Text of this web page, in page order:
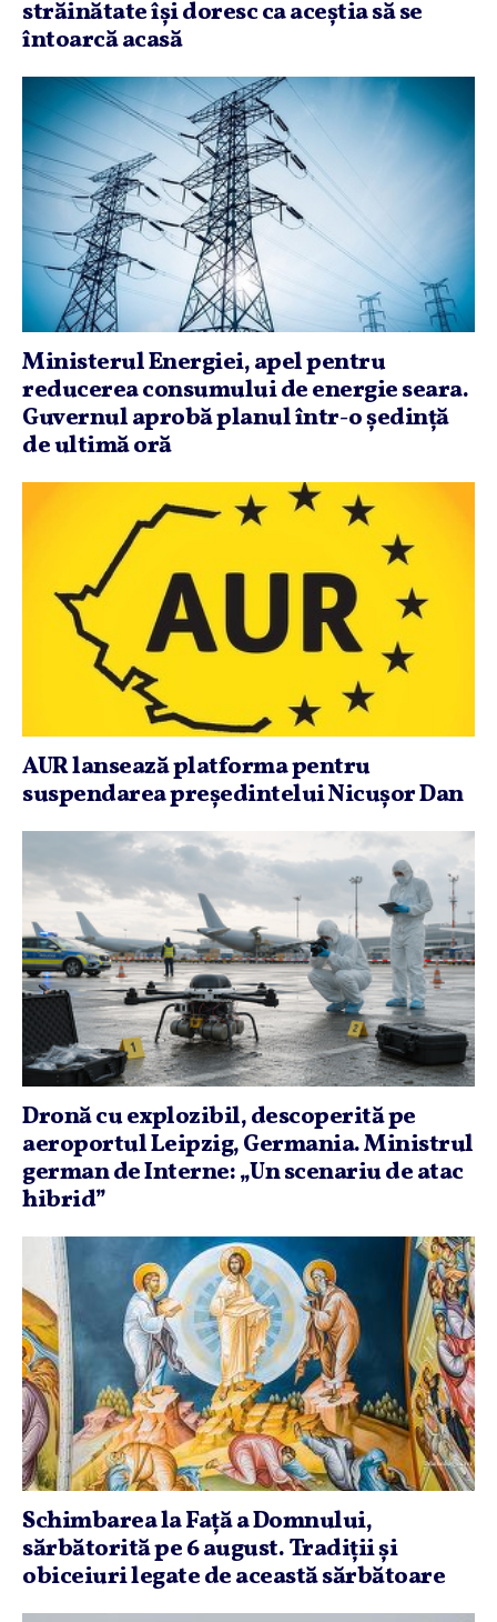
străinătate îşi doresc ca aceştia să se
întoarcă acasă
Ministerul Energiei, apel pentru
reducerea consumului de energie seara.
Guvernul aprobă planul într-o şedinţă
de ultimă oră
AUR lansează platforma pentru
suspendarea preşedintelui Nicuşor Dan
Dronă cu explozibil, descoperită pe
aeroportul Leipzig, Germania. Ministrul
german de Interne: „Un scenariu de atac
hibrid”
Schimbarea la Faţă a Domnului,
sărbătorită pe 6 august. Tradiţii şi
obiceiuri legate de această sărbătoare